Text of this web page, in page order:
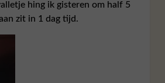
hing ik gisteren om half 5
zit in 1 dag tijd.